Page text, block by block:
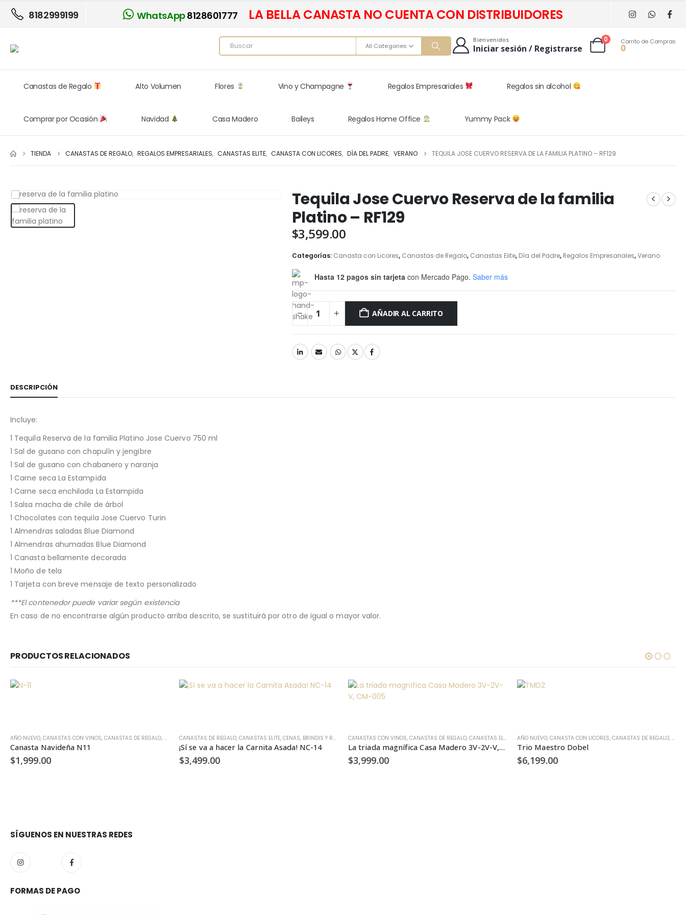
8182999199 WhatsApp8128601777 LA BELLA CANASTA NO CUENTA CON DISTRIBUIDORES
All Categories
Bienvenidos
Iniciar sesión / Registrarse
0 Carrito de Compras
0
Canastas de Regalo Alto Volumen Flores Vino y Champagne Regalos Empresariales Regalos sin alcohol
Comprar por Ocasión Navidad Casa Madero Baileys Regalos Home Office Yummy Pack
TIENDA CANASTAS DE REGALO, REGALOS EMPRESARIALES, CANASTAS ELITE, CANASTA CON LICORES, DÍA DEL PADRE, VERANO TEQUILA JOSE CUERVO RESERVA DE LA FAMILIA PLATINO – RF129
Tequila Jose Cuervo Reserva de la familia
Platino – RF129
$3,599.00
Categorías: Canasta con Licores, Canastas de Regalo, Canastas Elite, Día del Padre, Regalos Empresariales,Verano
Hasta 12 pagos sin tarjetacon Mercado Pago. Saber más
AÑADIR AL CARRITO
DESCRIPCIÓN
Incluye:
1 Tequila Reserva de la familia Platino Jose Cuervo 750 ml
1 Sal de gusano con chapulín y jengibre
1 Sal de gusano con chabanero y naranja
1 Carne seca La Estampida
1 Carne seca enchilada La Estampida
1 Salsa macha de chile de árbol
1 Chocolates con tequila Jose Cuervo Turin
1 Almendras saladas Blue Diamond
1 Almendras ahumadas Blue Diamond
1 Canasta bellamente decorada
1 Moño de tela
1 Tarjeta con breve mensaje de texto personalizado
***El contenedor puede variar según existencia
En caso de no encontrarse algún producto arriba descrito, se sustituirá por otro de igual o mayor valor.
PRODUCTOS RELACIONADOS
REGALOS EMPRESARIALES
CUMPLEAÑOS, DÍA DE LAS MADRES,FRUTAL,GOURMET ,GRACIAS, REGALOS EMPRESARIALES
AÑO NUEVO, CANASTAS CON VINOS, CANASTAS DE REGALO, NAVIDAD,QUESOS Y CHARCUTERÍA,VINOS, LICORES Y CHAMPAGNE
Canasta Navideña N11
$1,999.00
CANASTAS DE REGALO, CANASTAS ELITE, CENAS, BRINDIS Y REGALOS HOME OFFICE , CERVEZAS,DÍA DEL PADRE,GOURMET,KIT PARA ASAR,REGALOS EMPRESARIALES
¡Sí se va a hacer la Carnita Asada! NC-14
$3,499.00
CANASTAS CON VINOS, CANASTAS DE REGALO, CANASTAS ELITE CASA MADERO,GOURMET,GRACIAS,QUESOS Y CHARCUTERÍA,
La triada magnífica Casa Madero 3V-2V-V, CM-005
$3,999.00
AÑO NUEVO, CANASTA CON LICORES, CANASTAS DE REGALO,
Trio Maestro Dobel
$6,199.00
SÍGUENOS EN NUESTRAS REDES
FORMAS DE PAGO